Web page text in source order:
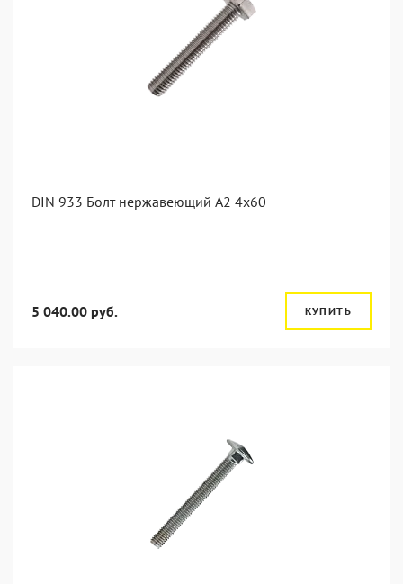
DIN 933 Болт нержавеющий А2 4х60
5 040.00 руб. КУПИТЬ